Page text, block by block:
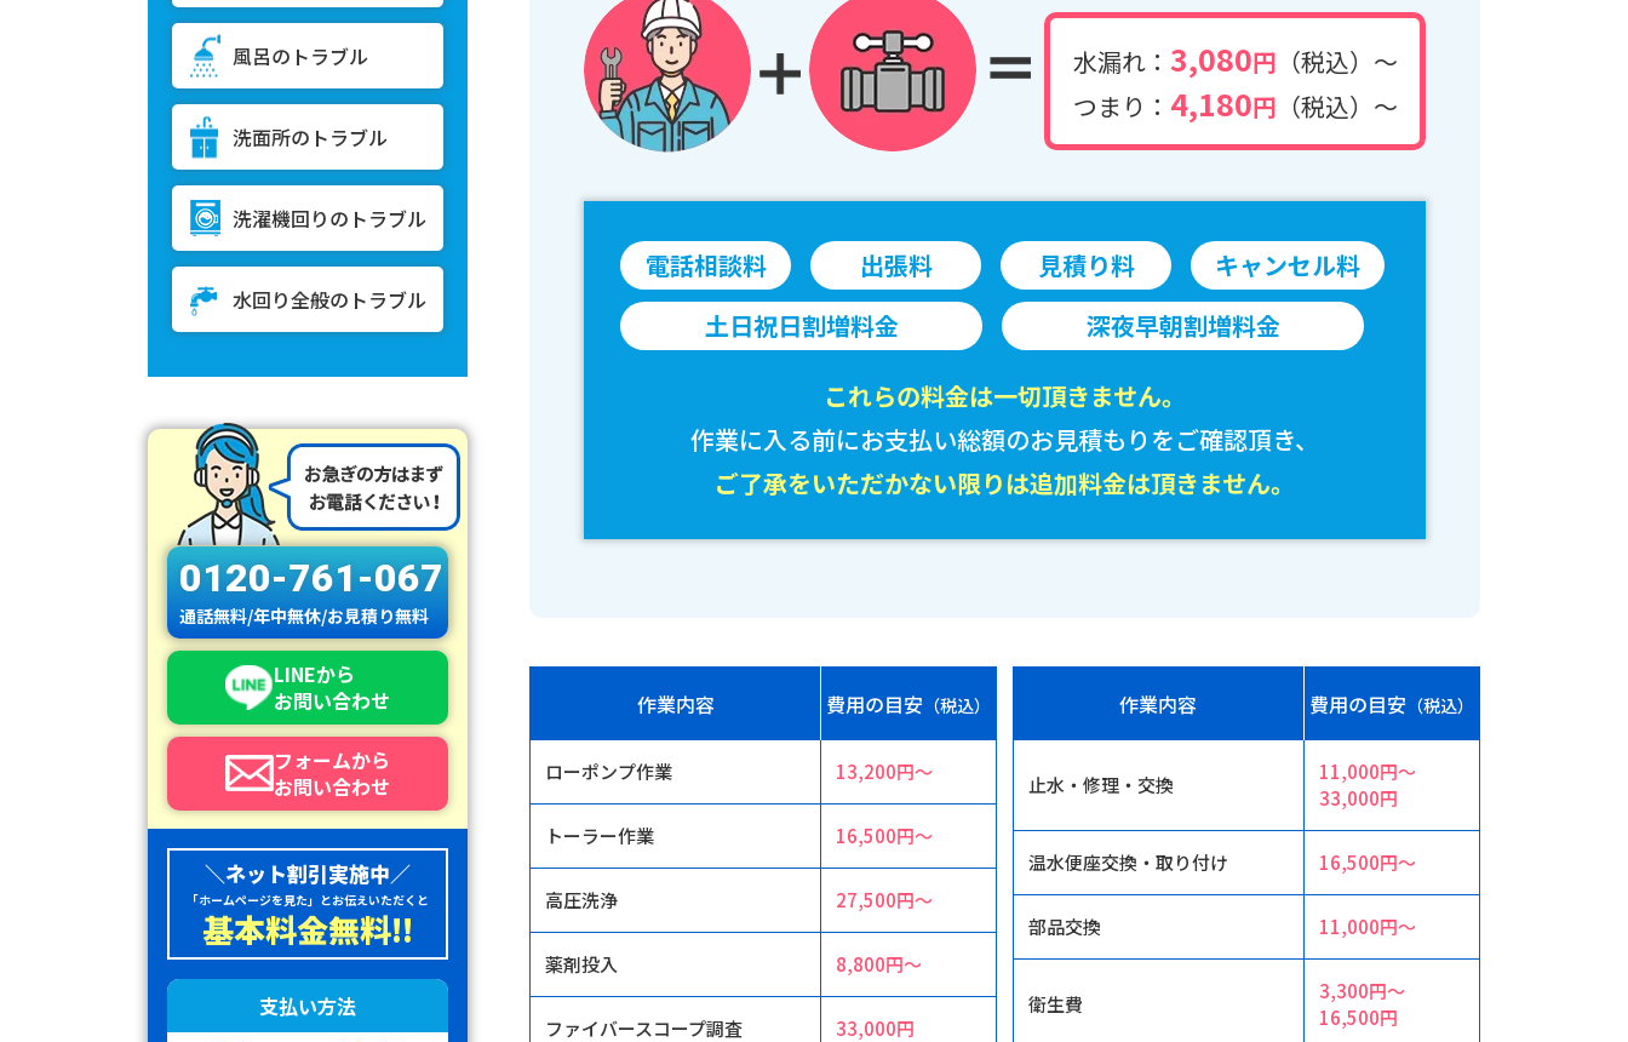
風呂のトラブル
洗面所のトラブル
洗濯機回りのトラブル
水回り全般のトラブル
0120-761-067
通話無料/年中無休/お見積り無料
LINEから
お問い合わせ
フォームから
お問い合わせ
＼ネット割引実施中／
「ホームページを見た」とお伝えいただくと
基本料金無料!!
支払い方法
水漏れ： 3,080円 （税込）～
つまり： 4,180円 （税込）～
電話相談料 出張料 見積り料
キャンセル料
土日祝日割増料金
深夜早朝割増料金
これらの料金は一切頂きません。
作業に入る前にお支払い総額のお見積もりをご確認頂き、
ご了承をいただかない限りは追加料金は頂きません。
作業内容 費用の目安 （税込）
ローポンプ作業 13,200円〜
トーラー作業 16,500円〜
高圧洗浄 27,500円〜
薬剤投入 8,800円〜
ファイバースコープ調査 33,000円
作業内容 費用の目安（税込）
止水・修理・交換
11,000円〜
33,000円
温水便座交換・取り付け 16,500円〜
部品交換 11,000円〜
衛生費
3,300円〜
16,500円